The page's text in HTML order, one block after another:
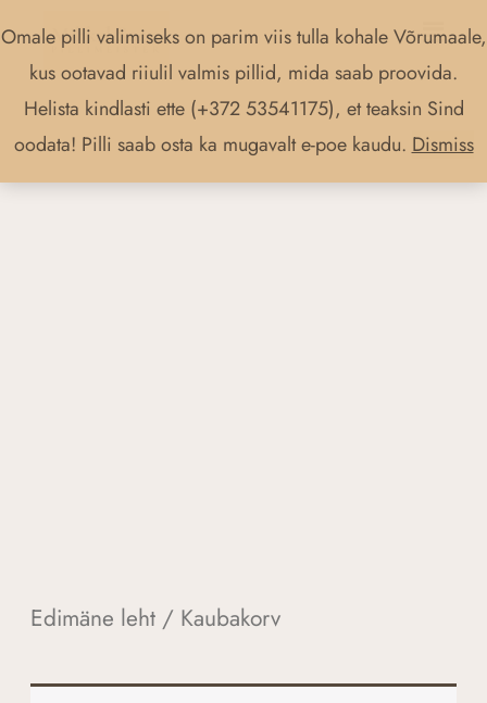
Omale pilli valimiseks on parim viis tulla kohale Võrumaale,
kus ootavad riiulil valmis pillid, mida saab proovida.
Helista kindlasti ette (+372 53541175), et teaksin Sind
oodata! Pilli saab osta ka mugavalt e-poe kaudu. Dismiss
to
content
Main
Menu
Edimäne leht/ Kaubakorv